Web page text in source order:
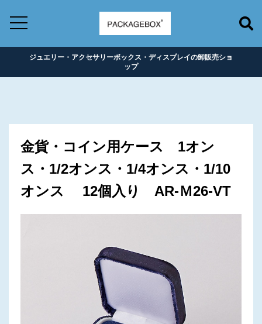
ジュエリー・アクセサリーボックス・ディスプレイの卸販売ショ
ップ
金貨・コイン用ケース 1オン
ス・1/2オンス・1/4オンス・1/10
オンス 12個入り AR-Ｍ26-VT